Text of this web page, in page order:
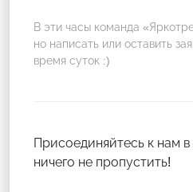
В эти часы команда
но написать или оставить
время суток :)
Присоединяйтесь к нам
ничего не пропустить!